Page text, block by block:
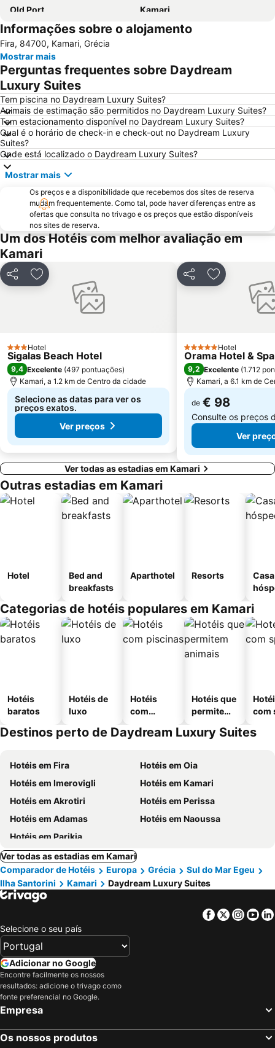
Old Port
Kamari
Perissa Beach
Armeni
Kokkini Paralia - Red Beach
Traditional Settlement of Thira
Athinios Fery Port
Monolithos Beach
Informações sobre o alojamento
Fira, 84700, Kamari, Grécia
Mostrar mais
Perguntas frequentes sobre Daydream
Luxury Suites
Tem piscina no Daydream Luxury Suites?
Animais de estimação são permitidos no Daydream Luxury Suites?
Tem estacionamento disponível no Daydream Luxury Suites?
Qual é o horário de check-in e check-out no Daydream Luxury
Suites?
Onde está localizado o Daydream Luxury Suites?
Mostrar mais
Os preços e a disponibilidade que recebemos dos sites de reserva
mudam frequentemente. Como tal, pode haver diferenças entre as
ofertas que consulta no trivago e os preços que estão disponíveis
nos sites de reserva.
Um dos Hotéis com melhor avaliação em
Kamari
PartilharAdicionar aos favoritos
3 Estrelas
Hotel
Sigalas Beach Hotel
9,4 Excelente (497 pontuações)
Kamari, a 1.2 km de Centro da cidade
Selecione as datas para ver os
preços exatos.
Ver preços
PartilharAdicionar
5 EstrelasHotel
Orama Hotel & Spa
9,2 Excelente (1.712
Kamari, a 6.1 km de
de € 98
Consulte os preços
Ver
Ver todas as estadias em Kamari
Outras estadias em Kamari
Hotel
Bed and
breakfasts
Aparthotel Resorts
Categorias de hotéis populares em Kamari
Hotéis
baratos
Hotéis de
luxo
Hotéis
com
Hotéis que
permitem
com
Destinos perto de Daydream Luxury Suites
Hotéis em Fira
Hotéis em Oia
Hotéis em Imerovigli
Hotéis em Kamari
Hotéis em Akrotiri
Hotéis em Perissa
Hotéis em Adamas
Hotéis em Naoussa
Hotéis em Parikia
Ver todas as estadias em Kamari
Comparador de Hotéis
Europa Grécia
Sul do Mar Egeu
Ilha Santorini
Kamari Daydream Luxury Suites
Facebook
Twitter
Selecione o seu país
Adicionar no Google
Encontre facilmente os nossos
resultados: adicione o trivago como
fonte preferencial no Google.
Empresa
Os nossos produtos